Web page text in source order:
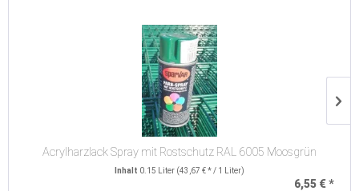
Acrylharzlack Spray mit Rostschutz RAL 6005 Moosgrün
Inhalt 0.15 Liter (43,67 € * / 1 Liter)
6,55 € *